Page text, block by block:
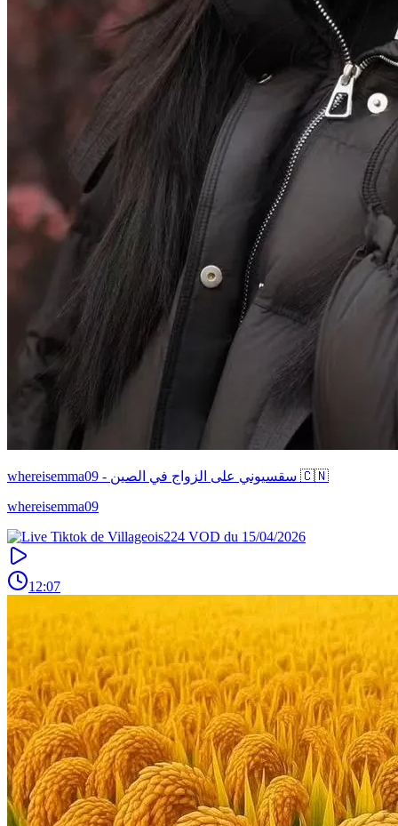
whereisemma09 - سقسيوني على الزواج في الصين 🇨🇳
whereisemma09
12:07